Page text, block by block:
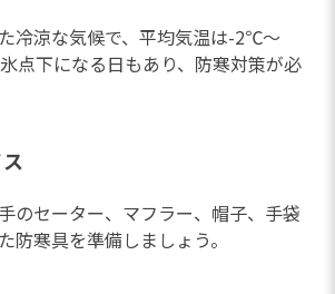
冷涼な気候で、平均気温は-2℃〜
点下になる日もあり、防寒対策が必
のセーター、マフラー、帽子、手袋
防寒具を準備しましょう。